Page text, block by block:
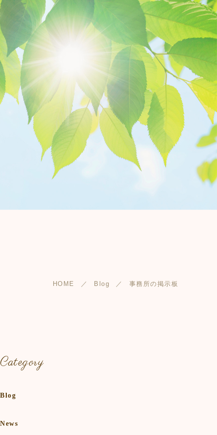
HOME Blog 事務所の掲示板
Category
Blog
News